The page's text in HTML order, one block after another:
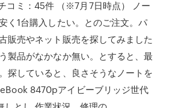
コミ：45件 （※7月7日時点） ノー
く1台購入したい。とのご注文。パ
販売やネット販売を探してみました
製品がなかなか無い。とすると、最
探していると、良さそうなノートを
8470pアイビーブリッジ世代